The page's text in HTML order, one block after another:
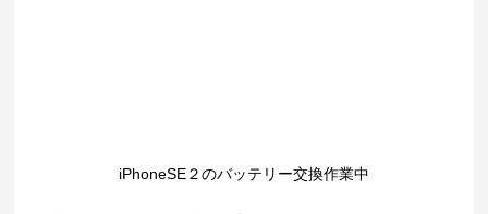
iPhoneSE２のバッテリー交換作業中